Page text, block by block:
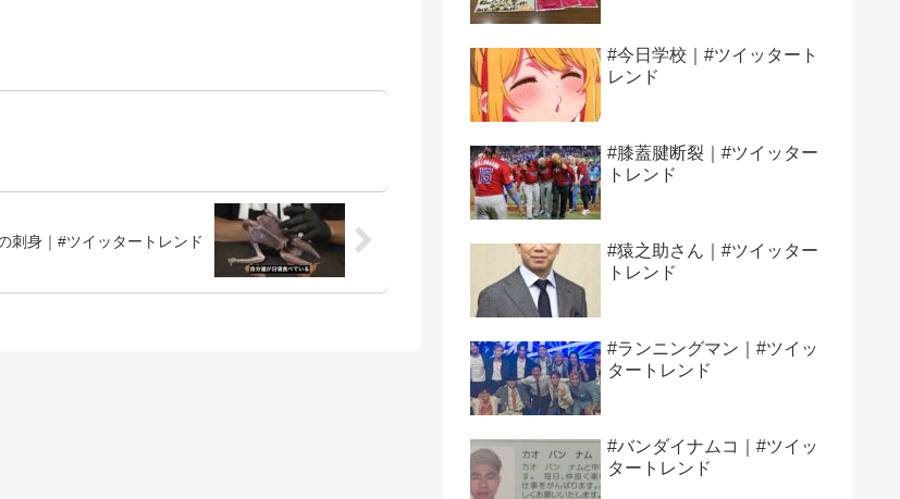
刺身｜#ツイッタートレンド
#今日学校｜#ツイッタート
レンド
#膝蓋腱断裂｜#ツイッター
トレンド
#猿之助さん｜#ツイッター
トレンド
#ランニングマン｜#ツイッ
タートレンド
#バンダイナムコ｜#ツイッ
タートレンド